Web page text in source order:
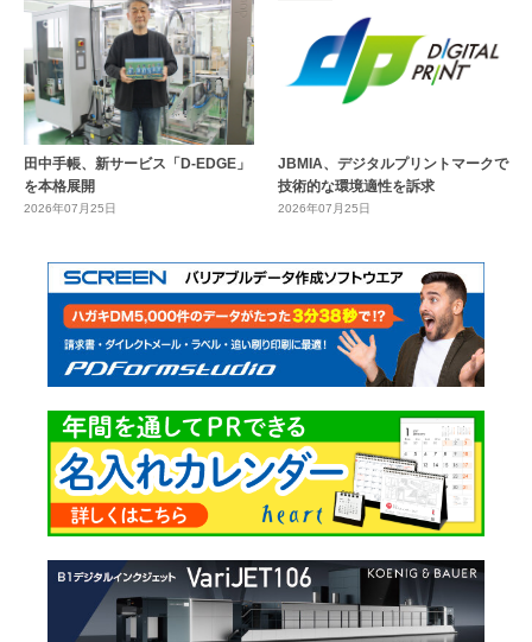
田中手帳、新サービス「D-EDGE」
を本格展開
2026年07月25日
JBMIA、デジタルプリントマークで
技術的な環境適性を訴求
2026年07月25日